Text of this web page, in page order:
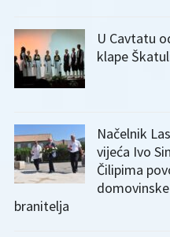
U Cavtatu
klape
Načelnik
vijeća Ivo
Čilipima
branitelja